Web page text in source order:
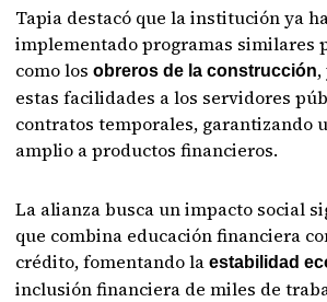
Tapia destacó que la institución ya
implementado programas similares
como losobreros de la construcción
estas facilidades a los servidores
contratos temporales, garantizando
amplio a productos financieros.
La alianza busca un impacto social
que combina educación financiera
crédito, fomentando laestabilidad
inclusión financiera de miles de